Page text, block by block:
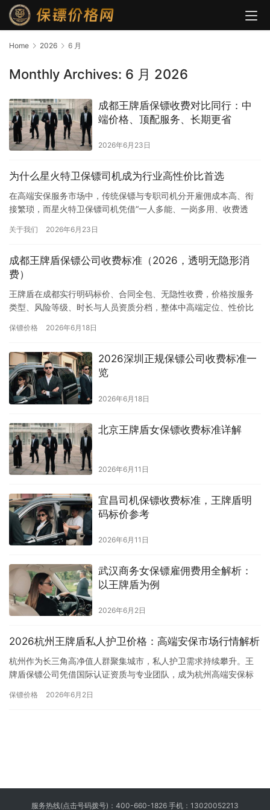
Home 2026 6 月
Monthly Archives: 6 月 2026
成都王牌盾保镖收费对比同行：中
端价格、顶配服务、长期更省
2026年6月23日
为什么星火特卫保镖司机成为行业高性价比首选
在高端安保服务市场中，传统保镖与专职司机分开雇佣成本高、衔
接繁琐，而星火特卫保镖司机凭借“一人多能、一岗多用、收费透
保…
关于我们 2026年6月23日
成都王牌盾保镖公司收费标准（2026，透明无隐形消
费）
王牌盾在成都实行明码标价、合同全包、无隐性收费，价格按服务
类型、风险等级、时长与人员资质分档，整体中高端定位、性价比
天，8…
保镖价格 2026年6月18日
2026深圳正规保镖公司收费标准一
览
2026年6月18日
北京王牌盾女保镖收费标准详解
2026年6月11日
宜昌司机保镖收费标准，王牌盾明
码标价参考
2026年6月11日
武汉商务女保镖雇佣费用全解析：
以王牌盾为例
2026年6月2日
2026杭州王牌盾私人护卫价格：高端安保市场行情解析
杭州作为长三角高净值人群聚集城市，私人护卫需求持续攀升。王
牌盾保镖公司凭借国际认证资质与专业团队，成为杭州高端安保标
梯度，…
保镖价格 2026年6月2日
服务热线(点击号码拨号)： 400-660-1826 手机： 13020052213